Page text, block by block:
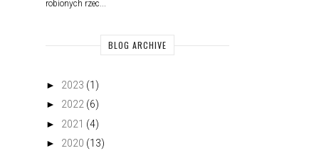
robionych rzec...
BLOG ARCHIVE
► 2023 (1)
► 2022 (6)
► 2021 (4)
► 2020 (13)